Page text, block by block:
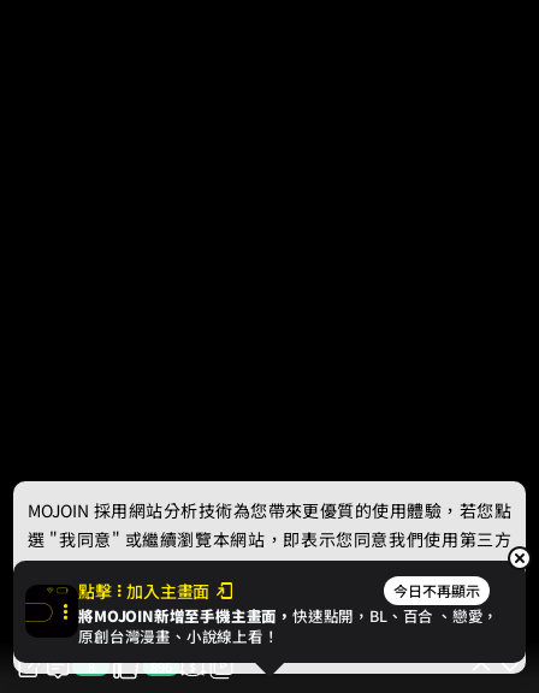
8 896
點擊 加入主畫面 今日不再顯示
將MOJOIN新增至手機主畫面，快速點開，BL、 百合 、戀愛，
原創台灣漫畫、小說線上看！
MOJOIN 採用網站分析技術為您帶來更優質的使用體驗，若您點
選 "我同意" 或繼續瀏覽本網站，即表示您同意我們使用第三方
Cookie，欲瞭解更多資訊請見隱私權政策。
我同意